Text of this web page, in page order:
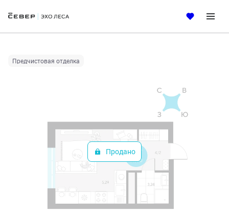
26 м 2
Ипотекаот 22 472 руб.
Предчистовая отделка
Продано